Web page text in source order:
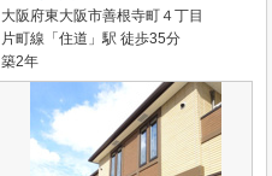
大阪府東大阪市善根寺町４丁目
片町線「住道」駅 徒歩35分
築2年